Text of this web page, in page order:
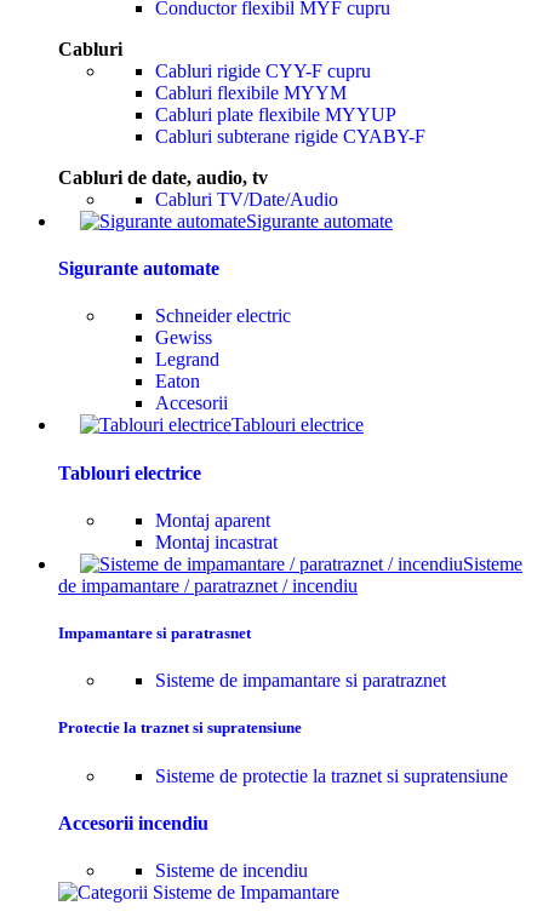
Conductor flexibil MYF cupru
Cabluri
Cabluri rigide CYY-F cupru
Cabluri flexibile MYYM
Cabluri plate flexibile MYYUP
Cabluri subterane rigide CYABY-F
Cabluri de date, audio, tv
Cabluri TV/Date/Audio
Sigurante automate
Sigurante automate
Schneider electric
Gewiss
Legrand
Eaton
Accesorii
Tablouri electrice
Tablouri electrice
Montaj aparent
Montaj incastrat
Sisteme
de impamantare / paratraznet / incendiu
Impamantare si paratrasnet
Sisteme de impamantare si paratraznet
Protectie la traznet si supratensiune
Sisteme de protectie la traznet si supratensiune
Accesorii incendiu
Sisteme de incendiu